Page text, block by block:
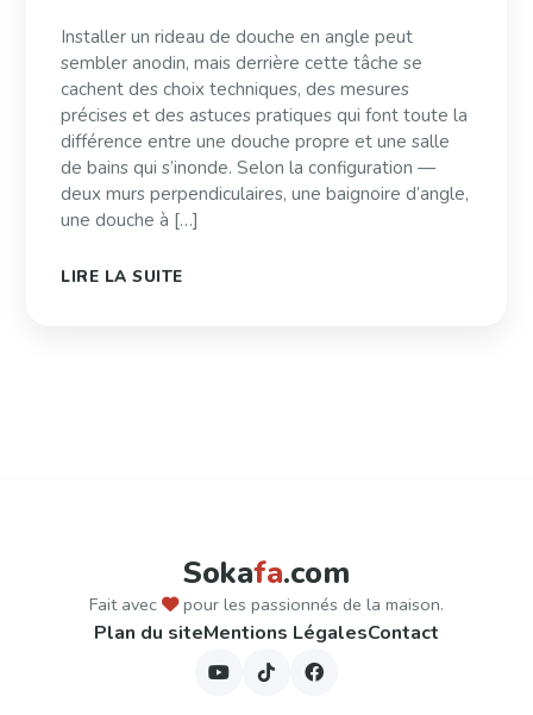
Installer un rideau de douche en angle peut
sembler anodin, mais derrière cette tâche se
cachent des choix techniques, des mesures
précises et des astuces pratiques qui font toute la
différence entre une douche propre et une salle
de bains qui s’inonde. Selon la configuration —
deux murs perpendiculaires, une baignoire d’angle,
une douche à […]
LIRE LA SUITE
Sokafa.com
Fait avec pour les passionnés de la maison.
Plan du siteMentions LégalesContact